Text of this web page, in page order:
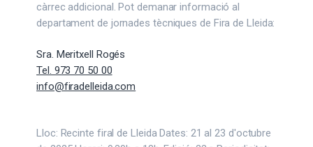
càrrec addicional. Pot demanar informació al
departament de jornades tècniques de Fira de Lleida:
Sra. Meritxell Rogés
Tel. 973 70 50 00
info@firadelleida.com
Lloc: Recinte firal de Lleida Dates: 21 al 23 d'octubre